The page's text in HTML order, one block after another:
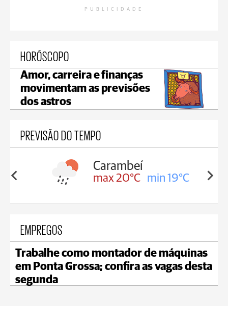
PUBLICIDADE
HORÓSCOPO
Amor, carreira e finanças
movimentam as previsões
dos astros
PREVISÃO DO TEMPO
19°C
Carambeí
max 20°C min 19°C
EMPREGOS
Trabalhe como montador de máquinas
em Ponta Grossa; confira as vagas desta
segunda